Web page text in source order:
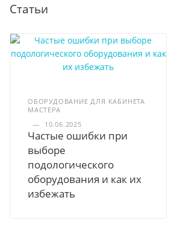
Статьи
ОБОРУДОВАНИЕ ДЛЯ КАБИНЕТА
МАСТЕРА
—
10.06.2025
Частые ошибки при
выборе
подологического
оборудования и как их
избежать